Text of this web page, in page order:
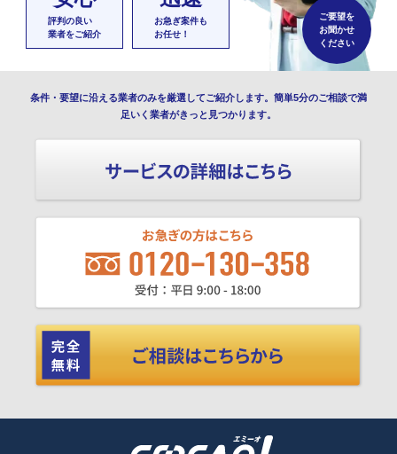
評判の良い
業者をご紹介
お急ぎ案件も
お任せ！
ご要望を
お聞かせ
ください
条件・要望に沿える業者のみを厳選してご紹介します。簡単5分のご相談で満
足いく業者がきっと見つかります。